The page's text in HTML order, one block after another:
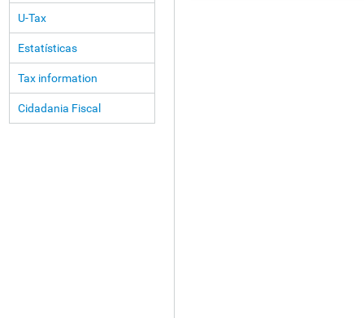
U-Tax
Estatísticas
Tax information
Cidadania Fiscal